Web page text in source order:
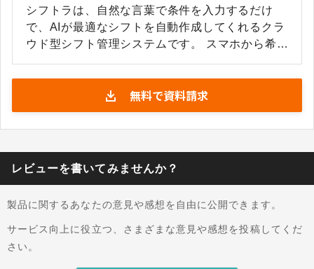
シフトラは、自然な言葉で条件を入力するだけ
で、AIが最適なシフトを自動作成してくれるクラ
ウド型シフト管理システムです。 スマホから希望
送信可能です。管理者が「AさんとBさんは別」と
いった要望を日常的な言葉で入力することで、生
成AIが意図を解析してルールとして認識します。
また、法令やスタッフのスキルといった複雑な条
配置案を出力することが可能です。生成データ
は、既存のExcelへ直接出力し、勤怠管理システ
きる運用基盤です。
無料で資料請求
レビューを書いてみませんか？
製品に関するあなたの意見や感想を自由に公開できます。
サービス向上に役立つ、さまざまな意見や感想を投稿してくだ
さい。